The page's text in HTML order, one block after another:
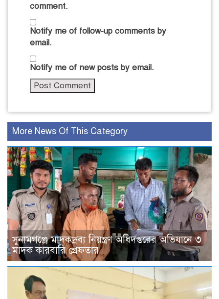
comment.
Notify me of follow-up comments by
email.
Notify me of new posts by email.
More News Of This Category
সুনামগঞ্জে মাদকদ্রব্য নিয়ন্ত্রণ অধিদপ্তরের অভিযানে ৩
মাদক কারবারি গ্রেফতার